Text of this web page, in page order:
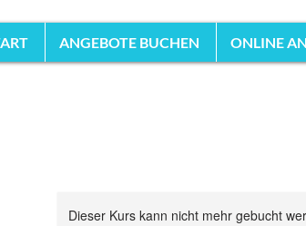
ANGEBOTE BUCHEN ONLINE
Dieser Kurs kann nicht mehr gebucht